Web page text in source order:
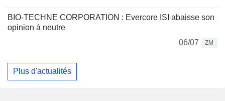
BIO-TECHNE CORPORATION : Evercore ISI abaisse son
opinion à neutre
06/07
ZM
Plus d'actualités